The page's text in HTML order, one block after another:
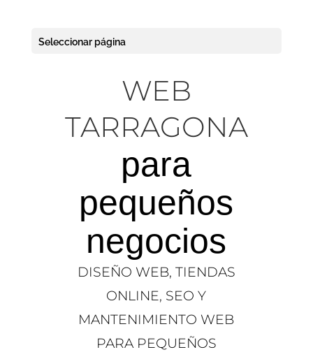
Seleccionar páginaDISEÑO
WEB
TARRAGONA
para
pequeños
negocios
DISEÑO WEB, TIENDAS
ONLINE, SEO Y
MANTENIMIENTO WEB
PARA PEQUEÑOS